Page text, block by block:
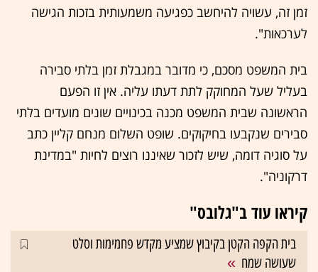
זמן זה, עשויה להיחשב כפגיעה משמעותית בזכות הגישה
לערכאות".
בית המשפט מסכם, כי מדובר במגבלת זמן בלתי סבירה
בעליל שעל המחוקק לתת דעתו עליה. אין זו הפעם
הראשונה שבית המשפט מכנה בכינויים שונים מועדים בלתי
סבירים שנקבעו בחיקוקים. שופט השלום מנחם קליין כתב
על סוגיה דומה, שיש לזכור שאיננו רוצים לחיות "במדינת
דרקוניה".
קיראו עוד ב"גלובס"
בית הקפה הקטן בקיבוץ שמציע מקדש פחמימות וסלט
שעושה שמח